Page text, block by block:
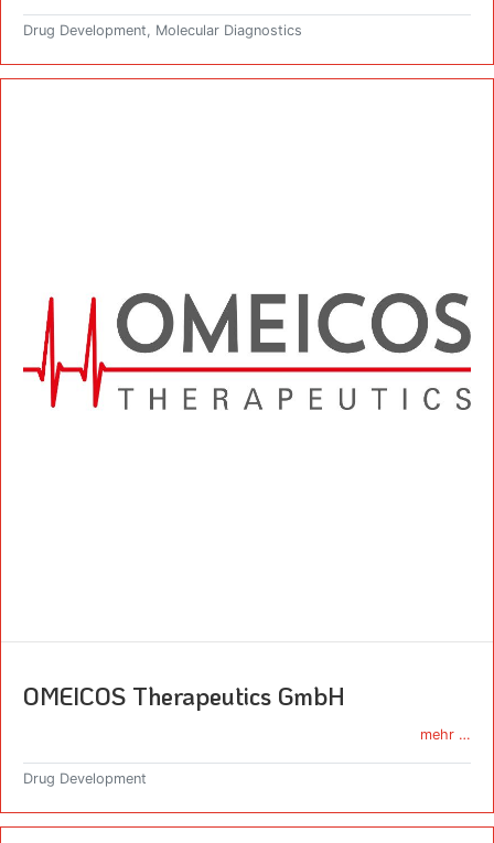
Drug Development, Molecular Diagnostics
OMEICOS Therapeutics GmbH
mehr …
Drug Development